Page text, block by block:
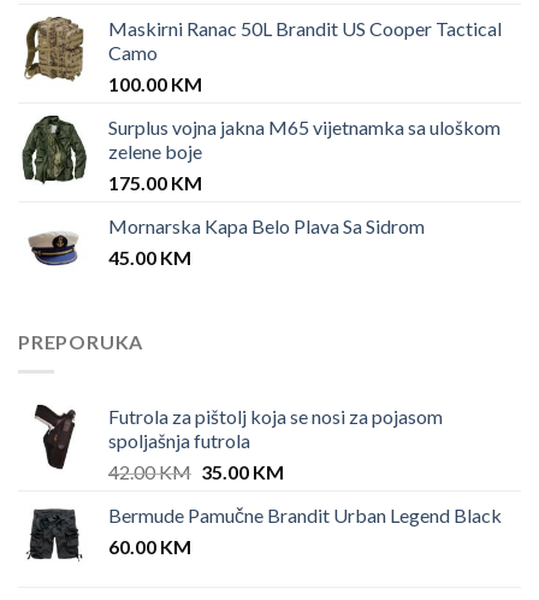
Maskirni Ranac 50L Brandit US Cooper Tactical
Camo
100.00 KM
Surplus vojna jakna M65 vijetnamka sa uloškom
zelene boje
175.00 KM
Mornarska Kapa Belo Plava Sa Sidrom
45.00 KM
PREPORUKA
Futrola za pištolj koja se nosi za pojasom
spoljašnja futrola
42.00KM Original
was:
35.00 KMCurrent
is:
Bermude Pamučne Brandit Urban Legend Black
60.00 KM